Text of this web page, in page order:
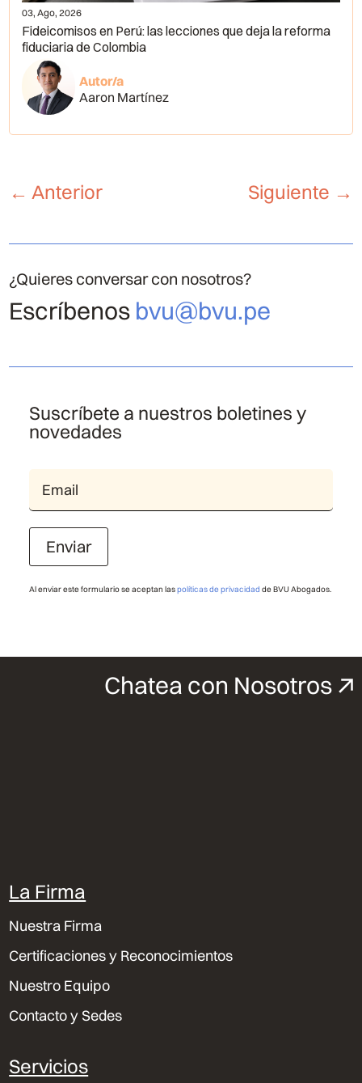
03, Ago, 2026
Fideicomisos en Perú: las lecciones que deja la reforma
fiduciaria de Colombia
Autor/a
Aaron Martínez
← Anterior Siguiente →
¿Quieres conversar con nosotros?
Escríbenos bvu@bvu.pe
Suscríbete a nuestros boletines y
novedades
Enviar
Al enviar este formulario se aceptan laspolíticas de privacidad de BVU Abogados.
Chatea con Nosotros
La Firma
Nuestra Firma
Certificaciones y Reconocimientos
Nuestro Equipo
Contacto y Sedes
Servicios